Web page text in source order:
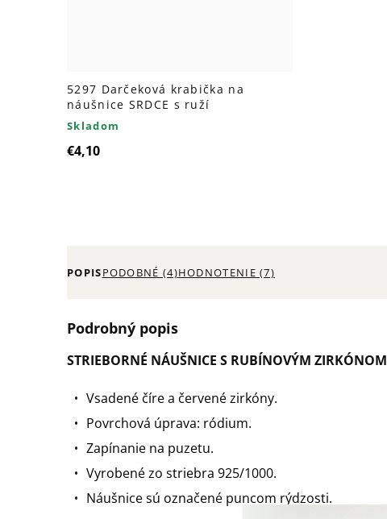
5297 Darčeková krabička na
náušnice SRDCE s ruží
Skladom
€4,10
POPISPODOBNÉ (4)HODNOTENIE (7)
Podrobný popis
STRIEBORNÉ NÁUŠNICE S RUBÍNOVÝM ZIRKÓNOM
Vsadené číre a červené zirkóny.
Povrchová úprava: ródium.
Zapínanie na puzetu.
Vyrobené zo striebra 925/1000.
Náušnice sú označené puncom rýdzosti.